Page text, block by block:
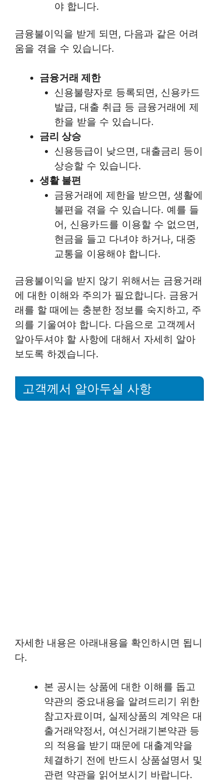
야 합니다.
금융불이익을 받게 되면, 다음과 같은 어려
움을 겪을 수 있습니다.
금융거래 제한
신용불량자로 등록되면, 신용카드
발급, 대출 취급 등 금융거래에 제
한을 받을 수 있습니다.
금리 상승
신용등급이 낮으면, 대출금리 등이
상승할 수 있습니다.
생활 불편
금융거래에 제한을 받으면, 생활에
불편을 겪을 수 있습니다. 예를 들
어, 신용카드를 이용할 수 없으면,
현금을 들고 다녀야 하거나, 대중
교통을 이용해야 합니다.
금융불이익을 받지 않기 위해서는 금융거래
에 대한 이해와 주의가 필요합니다. 금융거
래를 할 때에는 충분한 정보를 숙지하고, 주
의를 기울여야 합니다. 다음으로 고객께서
알아두셔야 할 사항에 대해서 자세히 알아
보도록 하겠습니다.
고객께서 알아두실 사항
자세한 내용은 아래내용을 확인하시면 됩니
다.
본 공시는 상품에 대한 이해를 돕고
약관의 중요내용을 알려드리기 위한
참고자료이며, 실제상품의 계약은 대
출거래약정서, 여신거래기본약관 등
의 적용을 받기 때문에 대출계약을
체결하기 전에 반드시 상품설명서 및
관련 약관을 읽어보시기 바랍니다.